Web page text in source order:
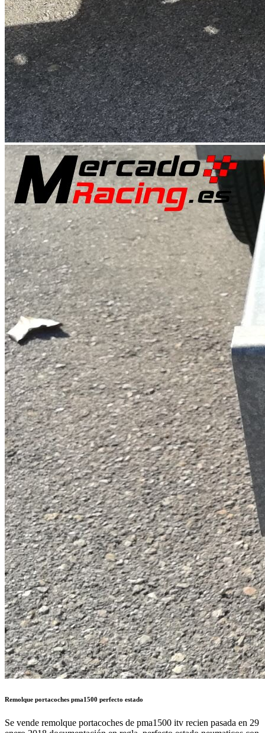
Remolque portacoches pma1500 perfecto estado
Se vende remolque portacoches de pma1500 itv recien pasada en 29